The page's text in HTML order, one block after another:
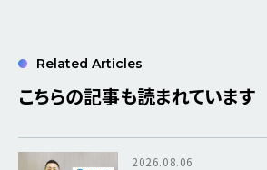
Related Articles
こちらの記事も読まれています
2026.08.06